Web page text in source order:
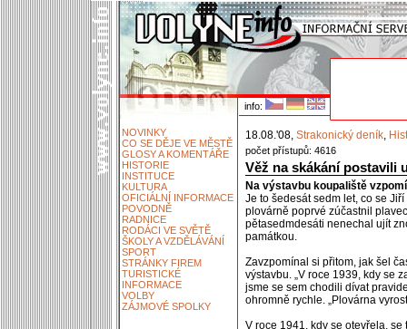
info:
NOVINKY
CO SE DĚJE VE MĚSTĚ
GLOSY A KOMENTÁŘE
HISTORIE
INSTITUCE
KULTURA
OFICIÁLNÍ INFORMACE
POVODNĚ
RADNICE
RODÁCI VE SVĚTĚ
ŠKOLY A VZDĚLÁVÁNÍ
SPORT
STRÁNKY FIREM
TURISTICKÉ
INFORMACE
VOLBY
ZÁJMOVÉ SPOLKY
18.08.'08, Strakonický deník,
počet přístupů: 4616
Věž na skákání postavili
Na výstavbu koupaliště
Je to šedesát sedm let, co se
plovárně poprvé zúčastnil
pětasedmdesáti nenechal ujít
památkou.
Zavzpomínal si přitom, jak šel
výstavbu. „V roce 1939, kdy se
jsme se sem chodili dívat
ohromně rychle. „Plovárna
V roce 1941, kdy se otevřela,